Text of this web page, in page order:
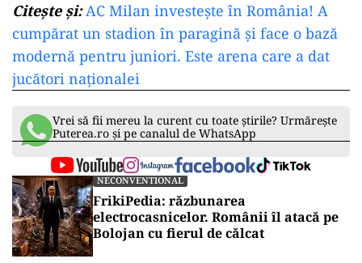
Citește și: AC Milan investește în România! A
cumpărat un stadion în paragină și face o bază
modernă pentru juniori. Este arena care a dat
jucători naționalei
Vrei să fii mereu la curent cu toate știrile? Urmărește
Puterea.ro și pe canalul de WhatsApp
NECONVENTIONAL
FrikiPedia: răzbunarea
electrocasnicelor. Românii îl atacă pe
Bolojan cu fierul de călcat